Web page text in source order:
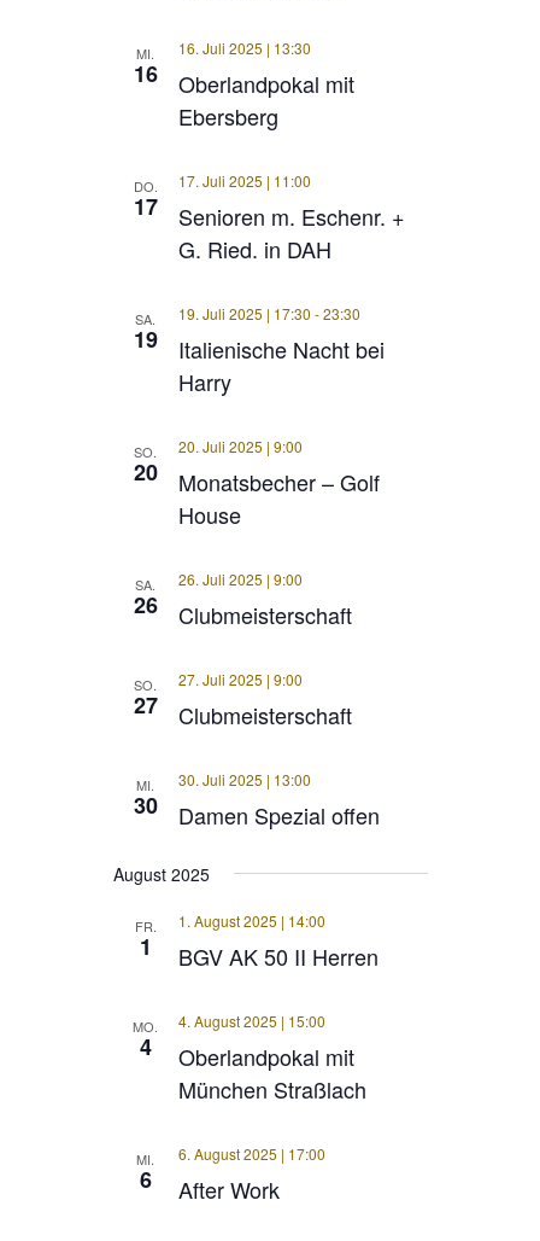
MI.
16
Oberlandpokal mit
Ebersberg
16. Juli 2025 | 13:30
DO.
17
Senioren m. Eschenr. +
G. Ried. in DAH
17. Juli 2025 | 11:00
SA.
19
Italienische Nacht bei
Harry
19. Juli 2025 | 17:30 -23:30
SO.
20
Monatsbecher – Golf
House
20. Juli 2025 | 9:00
SA.
26 Clubmeisterschaft
26. Juli 2025 | 9:00
SO.
27 Clubmeisterschaft
27. Juli 2025 | 9:00
MI.
30 Damen Spezial offen
30. Juli 2025 | 13:00
August 2025
FR.
1 BGV AK 50 II Herren
1. August 2025 | 14:00
MO.
4
Oberlandpokal mit
München Straßlach
4. August 2025 | 15:00
MI.
6 After Work
6. August 2025 | 17:00